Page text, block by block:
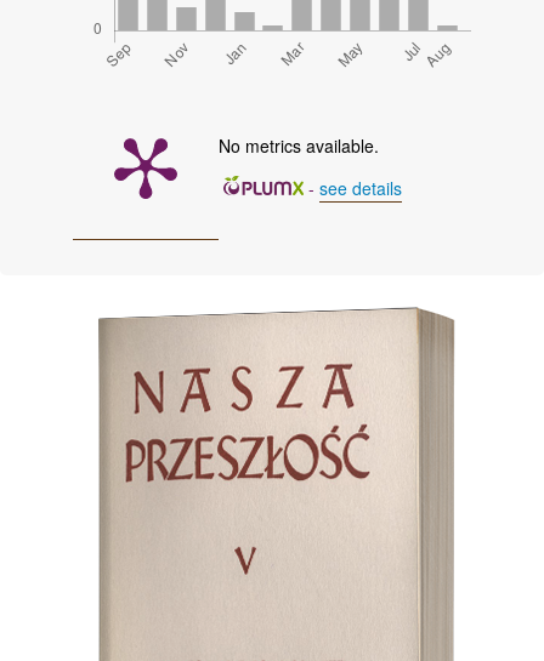
No metrics available.
- see details